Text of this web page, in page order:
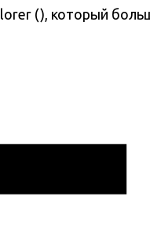
(), который